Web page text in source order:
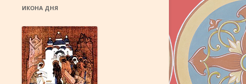
ИКОНА ДНЯ